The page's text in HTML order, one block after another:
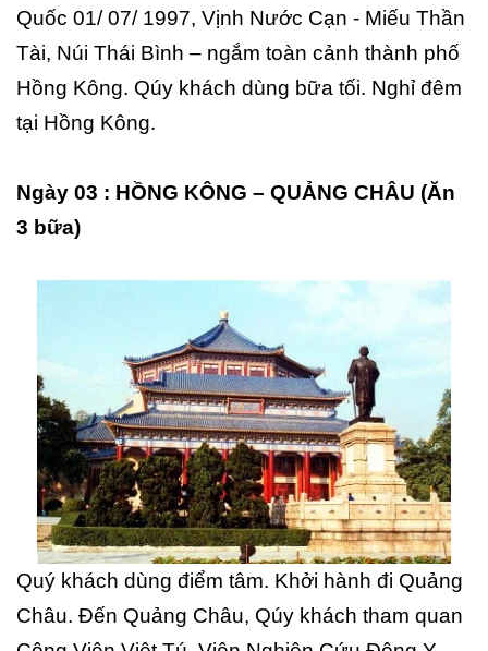
Quốc 01/ 07/ 1997, Vịnh Nước Cạn - Miếu Thần
Tài, Núi Thái Bình – ngắm toàn cảnh thành phố
Hồng Kông. Qúy khách dùng bữa tối. Nghỉ đêm
tại Hồng Kông.
Ngày 03 : HỒNG KÔNG – QUẢNG CHÂU (Ăn
3 bữa)
Quý khách dùng điểm tâm. Khởi hành đi Quảng
Châu. Đến Quảng Châu, Qúy khách tham quan